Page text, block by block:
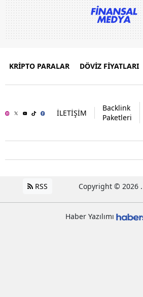
KRİPTO PARALAR DÖVİZ FİYATLARI
İLETİŞİM
Backlink
Paketleri
RSS Copyright © 2026 .
Haber Yazılımı